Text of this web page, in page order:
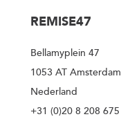
REMISE47
Bellamyplein 47
1053 AT Amsterdam
Nederland
+31 (0)20 8 208 675